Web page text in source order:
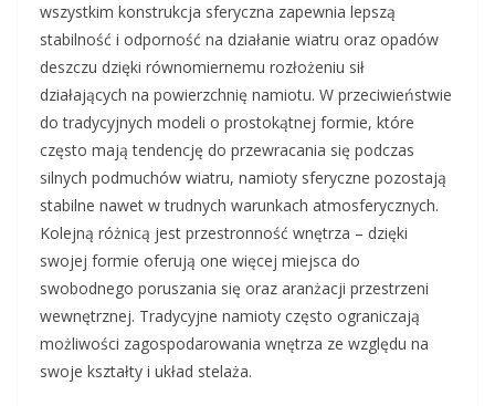
wszystkim konstrukcja sferyczna zapewnia lepszą
stabilność i odporność na działanie wiatru oraz opadów
deszczu dzięki równomiernemu rozłożeniu sił
działających na powierzchnię namiotu. W przeciwieństwie
do tradycyjnych modeli o prostokątnej formie, które
często mają tendencję do przewracania się podczas
silnych podmuchów wiatru, namioty sferyczne pozostają
stabilne nawet w trudnych warunkach atmosferycznych.
Kolejną różnicą jest przestronność wnętrza – dzięki
swojej formie oferują one więcej miejsca do
swobodnego poruszania się oraz aranżacji przestrzeni
wewnętrznej. Tradycyjne namioty często ograniczają
możliwości zagospodarowania wnętrza ze względu na
swoje kształty i układ stelaża.